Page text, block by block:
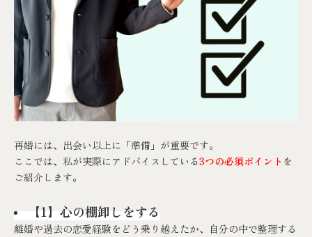
再婚には、出会い以上に「準備」が重要です。
ここでは、私が実際にアドバイスしている3つの必須ポイント を
ご紹介します。
【1】心の棚卸しをする
離婚や過去の恋愛経験をどう乗り越えたか、自分の中で整理する